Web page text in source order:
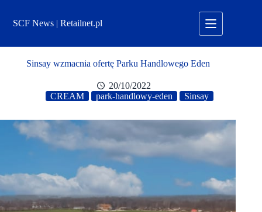
treściSCF News | Retailnet.pl
Sinsay wzmacnia ofertę Parku Handlowego Eden
20/10/2022
CREAM
park-handlowy-eden Sinsay